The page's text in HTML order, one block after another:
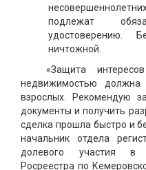
подлежат
удостоверению.
ничтожной.
«Защита
недвижимостью должна
взрослых. Рекомендую
документы и получить
сделка прошла быстро и
начальник отдела
долевого участия в
Росреестра по